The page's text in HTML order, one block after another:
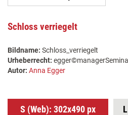
Schloss verriegelt
Bildname: Schloss_verriegelt
Urheberrecht:
Autor: Anna Egger
S (Web): 302x490 px